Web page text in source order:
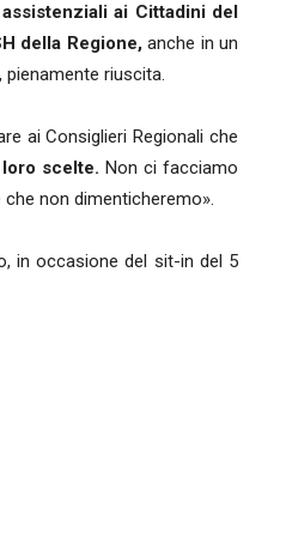
ai Cittadini del
della Regione,anche in un
riuscita.
ai Consiglieri Regionali che
scelte. Non ci facciamo
non dimenticheremo».
in occasione del sit-in del 5